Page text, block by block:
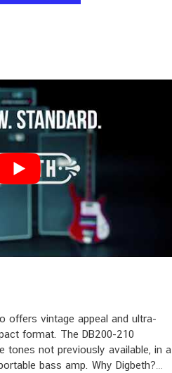
offers vintage appeal and ultra-
format. The DB200-210
tones not previously available, in a
bass amp. Why Digbeth?…